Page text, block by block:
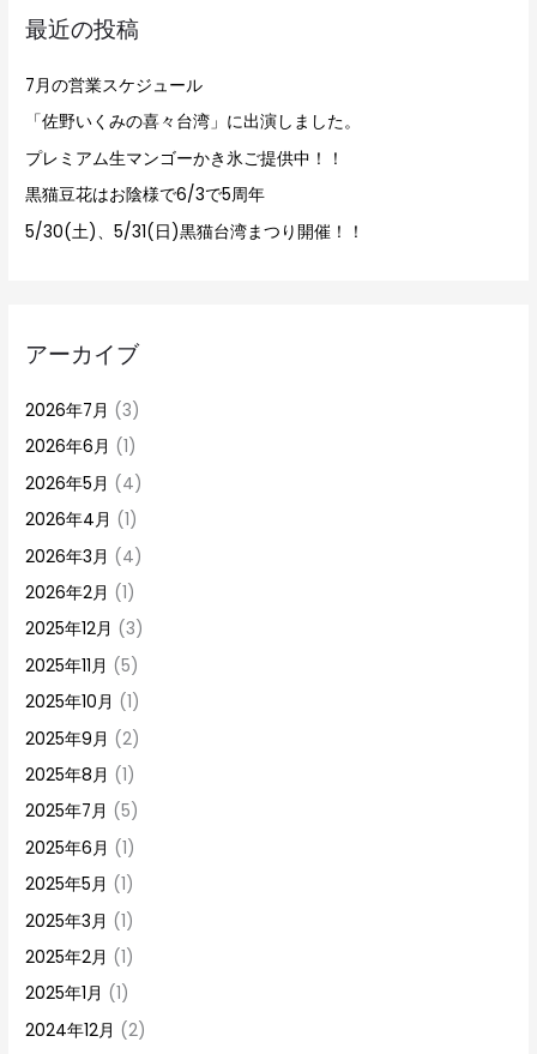
:最近の投稿
7月の営業スケジュール
「佐野いくみの喜々台湾」に出演しました。
プレミアム生マンゴーかき氷ご提供中！！
黒猫豆花はお陰様で6/3で5周年
5/30(土)、5/31(日)黒猫台湾まつり開催！！
アーカイブ
2026年7月 (3)
2026年6月 (1)
2026年5月 (4)
2026年4月 (1)
2026年3月 (4)
2026年2月 (1)
2025年12月 (3)
2025年11月 (5)
2025年10月 (1)
2025年9月 (2)
2025年8月 (1)
2025年7月 (5)
2025年6月 (1)
2025年5月 (1)
2025年3月 (1)
2025年2月 (1)
2025年1月 (1)
2024年12月 (2)